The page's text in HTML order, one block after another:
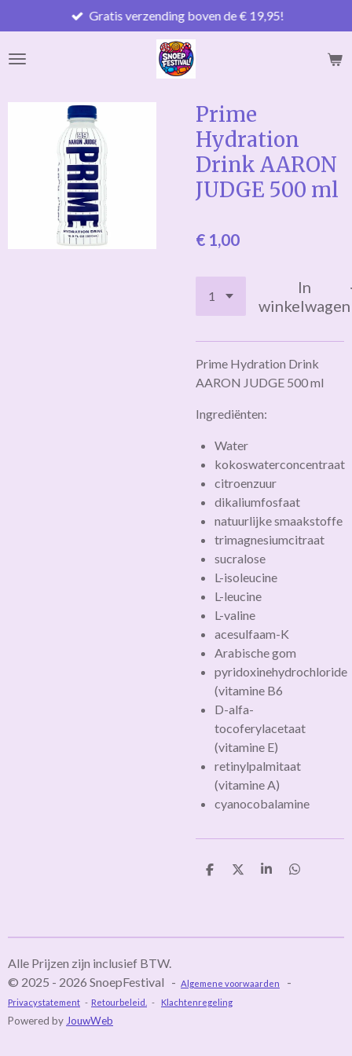
direct
naar
Gratis verzending boven de € 19,95!
Prime
Hydration
Drink AARON
JUDGE 500 ml
€ 1,00
In
winkelwagen
Prime Hydration Drink
AARON JUDGE 500 ml
Ingrediënten:
Water
kokoswaterconcentraat
citroenzuur
dikaliumfosfaat
natuurlijke smaakstoffe
trimagnesiumcitraat
sucralose
L-isoleucine
L-leucine
L-valine
acesulfaam-K
Arabische gom
pyridoxinehydrochloride
(vitamine B6
D-alfa-
tocoferylacetaat
(vitamine E)
retinylpalmitaat
(vitamine A)
cyanocobalamine
D
D
S
D
Alle Prijzen zijn inclusief BTW.
© 2025 - 2026 SnoepFestival - Algemene voorwaarden -
Privacystatement - Retourbeleid. - Klachtenregeling
Powered by JouwWeb